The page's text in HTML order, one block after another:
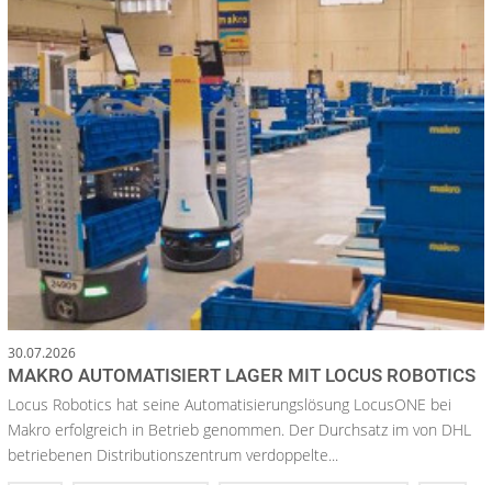
30.07.2026
MAKRO AUTOMATISIERT LAGER MIT LOCUS ROBOTICS
Locus Robotics hat seine Automatisierungslösung LocusONE bei
Makro erfolgreich in Betrieb genommen. Der Durchsatz im von DHL
betriebenen Distributionszentrum verdoppelte...